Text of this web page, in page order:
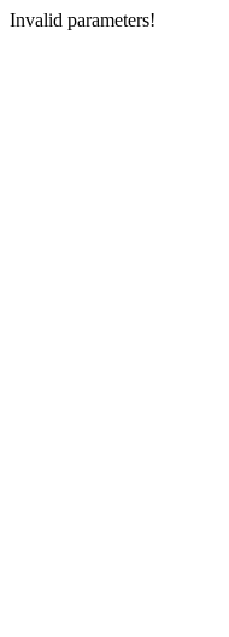
Invalid parameters!